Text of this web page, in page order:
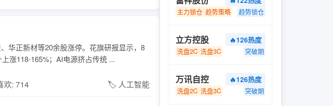
华正新材等20余股涨停。花旗研报显示，8
涨118-165%；AI电源挤占传统 ...
欢: 714 🏷️ 人工智能
主力锁仓 趋势策略 趋势锁仓
立方控股 🔥126热度
洗盘2C 洗盘3C 突破期
万讯自控 🔥126热度
洗盘2C 洗盘3C 突破期